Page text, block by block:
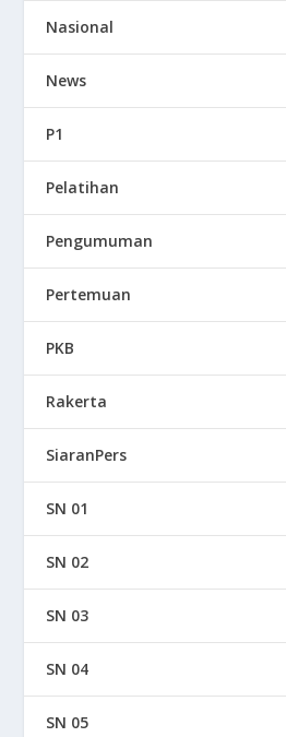
Nasional
News
P1
Pelatihan
Pengumuman
Pertemuan
PKB
Rakerta
SiaranPers
SN 01
SN 02
SN 03
SN 04
SN 05